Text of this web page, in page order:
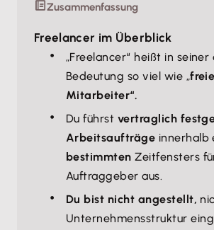
Zusammenfassung
Freelancer im Überblick
„Freelancer“ heißt in
Bedeutung so viel wie „
Mitarbeiter“.
Du führst vertraglich
Arbeitsaufträge innerhalb
bestimmten Zeitfensters
Auftraggeber aus.
Du bist nicht angestellt,
Unternehmensstruktur